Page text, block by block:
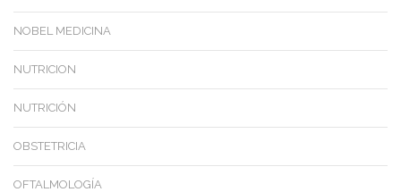
NOBEL MEDICINA
NUTRICION
NUTRICIÓN
OBSTETRICIA
OFTALMOLOGÍA